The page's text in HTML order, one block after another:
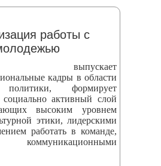
работы с
выпускает
кадры в области
политики, формирует
активный слой
высоким уровнем
этики, лидерскими
работать в команде,